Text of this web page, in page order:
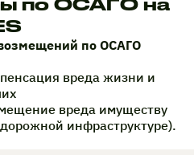
по ОСАГО
вреда жизни и
вреда имуществу
инфраструктуре).